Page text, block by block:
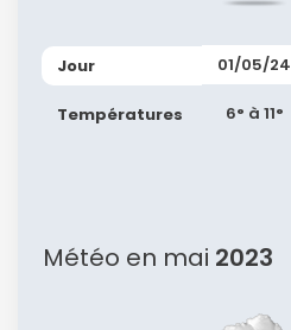
Jour
Températures
01/05/24
6° à 11°
Météo en mai 2023
confidentialité.